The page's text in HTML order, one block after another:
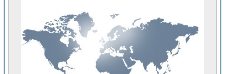
Разработка автоматизированного стенда для измерения
Применение среды LabVIEW для построения картины
Портативная система для определения показателей
Использование LabVIEW для управления источником
Устройство для снятия вольт-амперных характеристик
Передовые научные технологии: нано-, фемто-,
Автоматизированная установка по измерению временных